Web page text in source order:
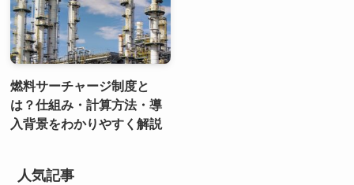
燃料サーチャージ制度と
は？仕組み・計算方法・導
入背景をわかりやすく解説
人気記事